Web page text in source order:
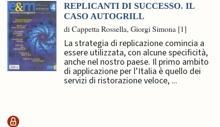
REPLICANTI DI SUCCESSO. IL
CASO AUTOGRILL
di Cappetta Rossella, Giorgi Simona [1]
La strategia di replicazione comincia a
essere utilizzata, con alcune specificità,
anche nel nostro paese. Il primo ambito
di applicazione per l’Italia è quello dei
servizi di ristorazione veloce, ...